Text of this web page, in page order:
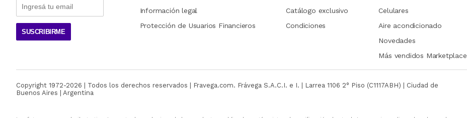
SUSCRIBIRME
Información legal
Protección de Usuarios Financieros
Catálogo exclusivo
Condiciones
Celulares
Aire acondicionado
Novedades
Más vendidos Marketplace
Copyright 1972-2026 | Todos los derechos reservados | Fravega.com. Frávega S.A.C.I. e I. | Larrea 1106 2° Piso (C1117ABH) | Ciudad de
Buenos Aires | Argentina